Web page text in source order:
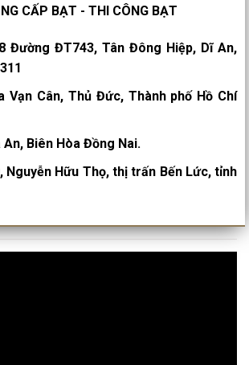
CẤP BẠT - THI CÔNG BẠT
Đường ĐT743, Tân Đông Hiệp, Dĩ An,
Vạn Cân, Thủ Đức, Thành phố Hồ Chí
Biên Hòa Đồng Nai.
Nguyễn Hữu Thọ, thị trấn Bến Lức, tỉnh